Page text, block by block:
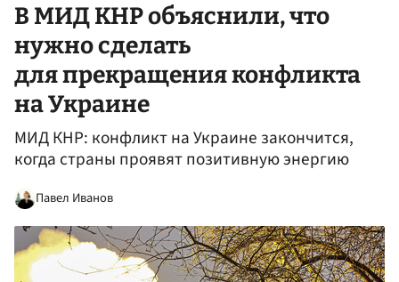
В МИД КНР объяснили, что
нужно сделать
для прекращения конфликта
на Украине
МИД КНР: конфликт на Украине закончится,
когда страны проявят позитивную энергию
Павел Иванов